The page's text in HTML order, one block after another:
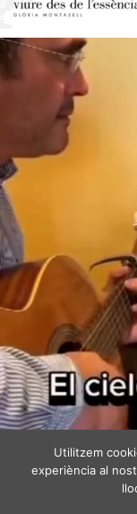
Utilitzem
experiència al